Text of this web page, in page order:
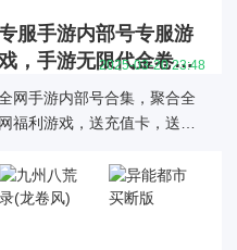
服手游内部号专服游
，手游无限代金卷、
买断游戏
2025-03-20 23:48
网手游内部号合集，聚合全
网福利游戏，送充值卡，送代
接送等专服游戏大全，为玩家
提供仙侠传奇回合二次元等多